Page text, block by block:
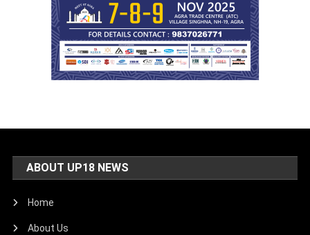
ABOUT UP18 NEWS
Home
About Us